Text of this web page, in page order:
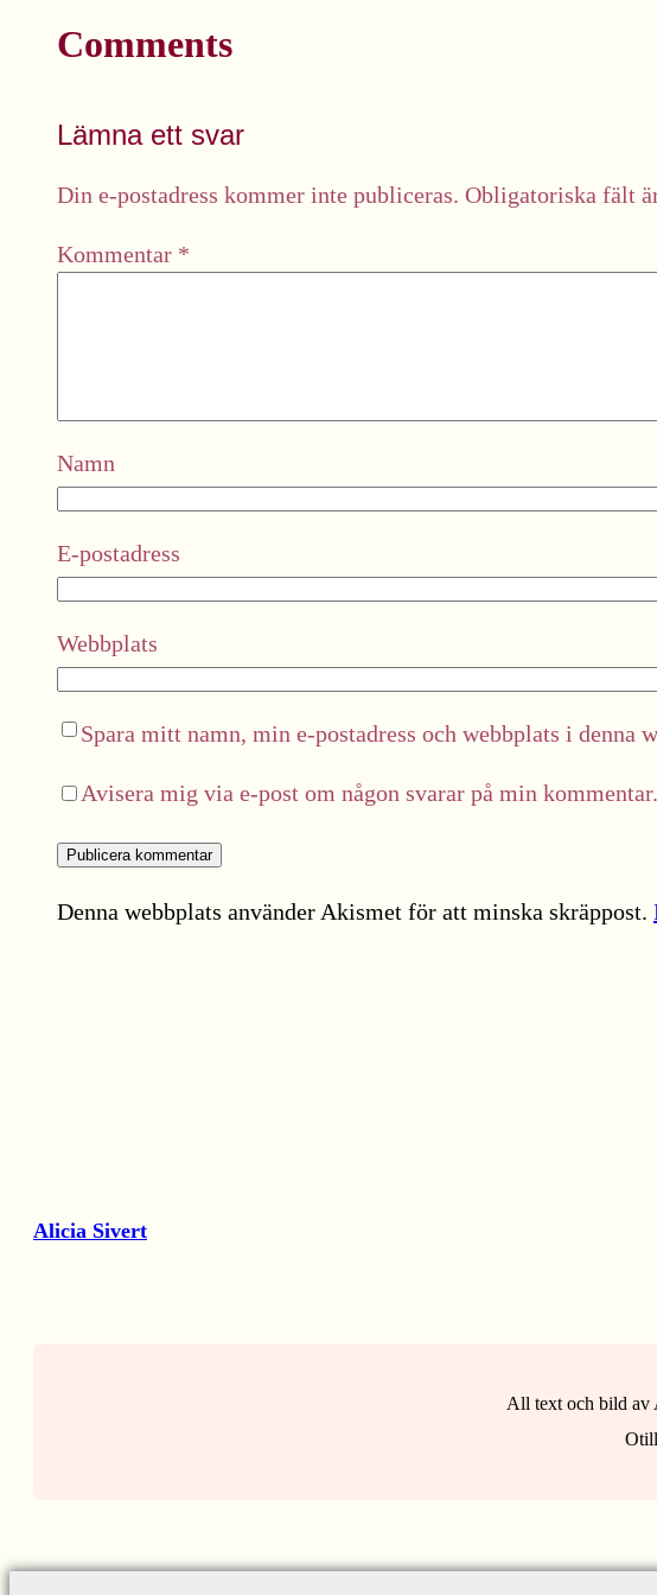
Comments
Lämna ett svar
Din e-postadress kommer inte publiceras. Obligatoriska fält
Kommentar *
Namn
E-postadress
Webbplats
Spara mitt namn, min e-postadress och webbplats i denna
Avisera mig via e-post om någon svarar på min kommentar.
Denna webbplats använder Akismet för att minska skräppost.
Alicia Sivert
All text och bild av